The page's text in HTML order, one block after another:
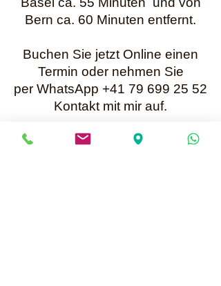
Bern ca. 60 Minuten entfernt.
Buchen Sie jetzt Online einen
Termin oder nehmen Sie
per WhatsApp +41 79 699 25 52
Kontakt mit mir auf.
Bis bald Karin Müller